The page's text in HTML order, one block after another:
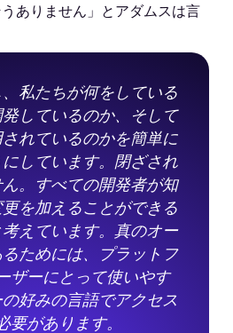
ありません」とアダムスは言
私たちが何をしている
しているのか、そして
れているのかを簡単に
しています。閉ざされ
。すべての開発者が知
を加えることができる
えています。真のオー
ためには、プラットフ
ザーにとって使いやす
好みの言語でアクセス
要があります。